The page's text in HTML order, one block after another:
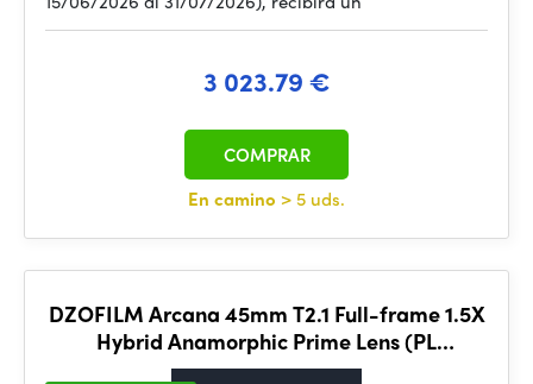
3 023.79 €
En camino > 5 uds.
COMPRAR
DZOFILM Arcana 45mm T2.1 Full-frame 1.5X
Hybrid Anamorphic Prime Lens (PL
mount,meter)